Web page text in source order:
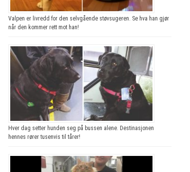
Valpen er livredd for den selvgående støvsugeren. Se hva han gjør
når den kommer rett mot han!
Hver dag setter hunden seg på bussen alene. Destinasjonen
hennes rører tusenvis til tårer!